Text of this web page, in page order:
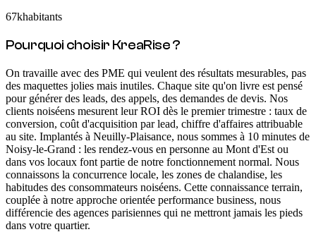
67khabitants
Pourquoi choisir KreaRise ?
On travaille avec des PME qui veulent des résultats mesurables, pas
des maquettes jolies mais inutiles. Chaque site qu'on livre est pensé
pour générer des leads, des appels, des demandes de devis. Nos
clients noiséens mesurent leur ROI dès le premier trimestre : taux de
conversion, coût d'acquisition par lead, chiffre d'affaires attribuable
au site. Implantés à Neuilly-Plaisance, nous sommes à 10 minutes de
Noisy-le-Grand : les rendez-vous en personne au Mont d'Est ou
dans vos locaux font partie de notre fonctionnement normal. Nous
connaissons la concurrence locale, les zones de chalandise, les
habitudes des consommateurs noiséens. Cette connaissance terrain,
couplée à notre approche orientée performance business, nous
différencie des agences parisiennes qui ne mettront jamais les pieds
dans votre quartier.